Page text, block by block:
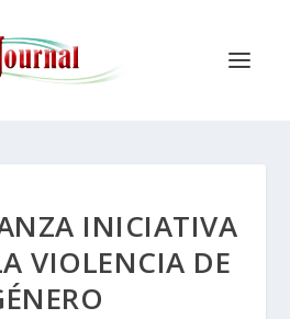
INICIATIVA
VIOLENCIA DE